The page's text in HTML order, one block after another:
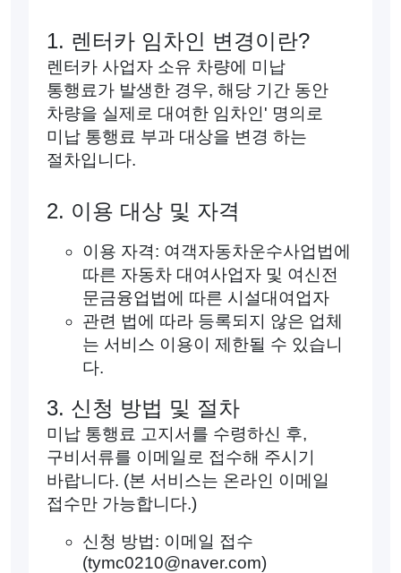
1. 렌터카 임차인 변경이란?
렌터카 사업자 소유 차량에 미납
통행료가 발생한 경우, 해당 기간 동안
차량을 실제로 대여한 임차인' 명의로
미납 통행료 부과 대상을 변경 하는
절차입니다.
2. 이용 대상 및 자격
이용 자격: 여객자동차운수사업법에
따른 자동차 대여사업자 및 여신전
문금융업법에 따른 시설대여업자
관련 법에 따라 등록되지 않은 업체
는 서비스 이용이 제한될 수 있습니
다.
3. 신청 방법 및 절차
미납 통행료 고지서를 수령하신 후,
구비서류를 이메일로 접수해 주시기
바랍니다. (본 서비스는 온라인 이메일
접수만 가능합니다.)
신청 방법: 이메일 접수
(tymc0210@naver.com)